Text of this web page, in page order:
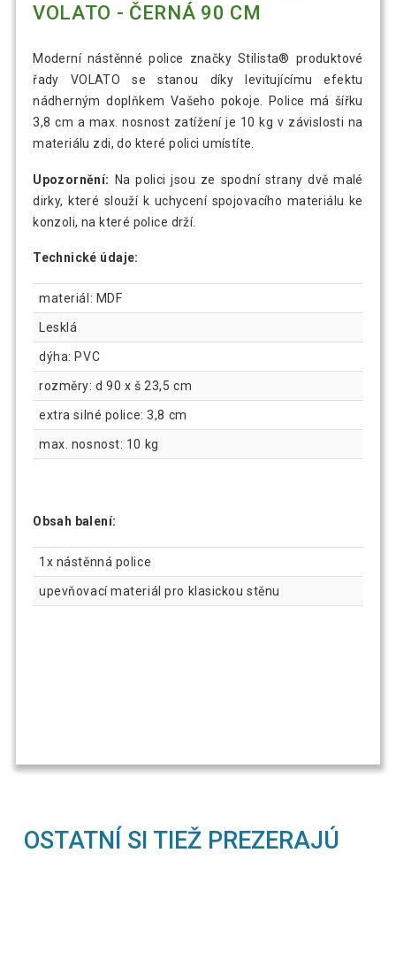
VOLATO - ČERNÁ 90 CM
Moderní nástěnné police značky Stilista® produktové
řady VOLATO se stanou díky levitujícímu efektu
nádherným doplňkem Vašeho pokoje. Police má šířku
3,8 cm a max. nosnost zatížení je 10 kg v závislosti na
materiálu zdi, do které polici umístíte.
Upozornění: Na polici jsou ze spodní strany dvě malé
dirky, které slouží k uchycení spojovacího materiálu ke
konzoli, na které police drží.
Technické údaje:
materiál: MDF
Lesklá
dýha: PVC
rozměry: d 90 x š 23,5 cm
extra silné police: 3,8 cm
max. nosnost: 10 kg
Obsah balení:
1x nástěnná police
upevňovací materiál pro klasickou stěnu
OSTATNÍ SI TIEŽ PREZERAJÚ